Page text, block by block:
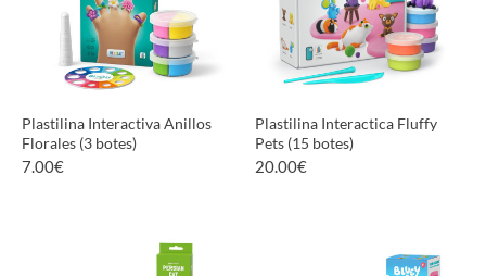
Plastilina Interactiva Anillos
Florales (3 botes)
7.00€
VER PRODUCTO
Plastilina Interactica Fluffy
Pets (15 botes)
20.00€